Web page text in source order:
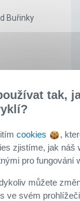
Buřinky
tak,
cookies
,
zjistíme, jak náš
pro fungování
můžete
ve svém